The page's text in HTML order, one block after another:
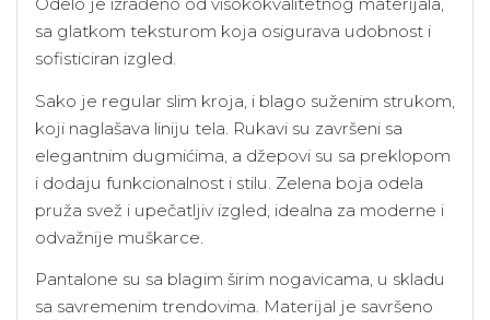
sa glatkom teksturom koja osigurava udobnost i
sofisticiran izgled.
Sako je regular slim kroja, i blago suženim strukom,
koji naglašava liniju tela. Rukavi su završeni sa
elegantnim dugmićima, a džepovi su sa preklopom
i dodaju funkcionalnost i stilu. Zelena boja odela
pruža svež i upečatljiv izgled, idealna za moderne i
odvažnije muškarce.
Pantalone su sa blagim širim nogavicama, u skladu
sa savremenim trendovima. Materijal je savršeno